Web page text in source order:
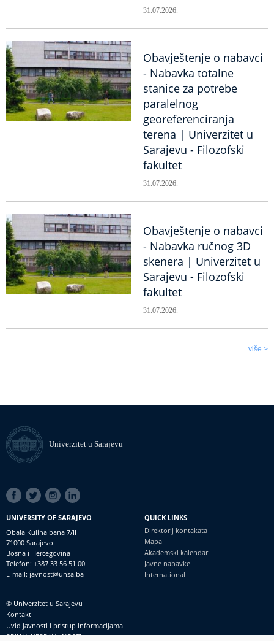
31.07.2026.
Obavještenje o nabavci
- Nabavka totalne
stanice za potrebe
paralelnog
georeferenciranja
terena | Univerzitet u
Sarajevu - Filozofski
fakultet
31.07.2026.
Obavještenje o nabavci
- Nabavka ručnog 3D
skenera | Univerzitet u
Sarajevu - Filozofski
fakultet
31.07.2026.
više >
Univerzitet u Sarajevu
SOCIAL
LINKS
UNIVERSITY OF SARAJEVO
Obala Kulina bana 7/II
71000 Sarajevo
Bosna i Hercegovina
Telefon: +387 33 56 51 00
E-mail: javnost@unsa.ba
QUICK LINKS
Direktorij kontakata
Mapa
Akademski kalendar
Javne nabavke
International
Footer
meni
© Univerzitet u Sarajevu
Kontakt
Uvid javnosti i pristup informacijama
PRIJAVI NEPRAVILNOSTI